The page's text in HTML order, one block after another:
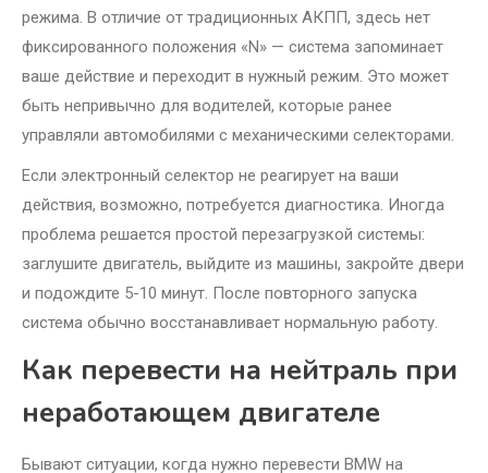
режима. В отличие от традиционных АКПП, здесь нет
фиксированного положения «N» — система запоминает
ваше действие и переходит в нужный режим. Это может
быть непривычно для водителей, которые ранее
управляли автомобилями с механическими селекторами.
Если электронный селектор не реагирует на ваши
действия, возможно, потребуется диагностика. Иногда
проблема решается простой перезагрузкой системы:
заглушите двигатель, выйдите из машины, закройте двери
и подождите 5-10 минут. После повторного запуска
система обычно восстанавливает нормальную работу.
Как перевести на нейтраль при
неработающем двигателе
Бывают ситуации, когда нужно перевести BMW на